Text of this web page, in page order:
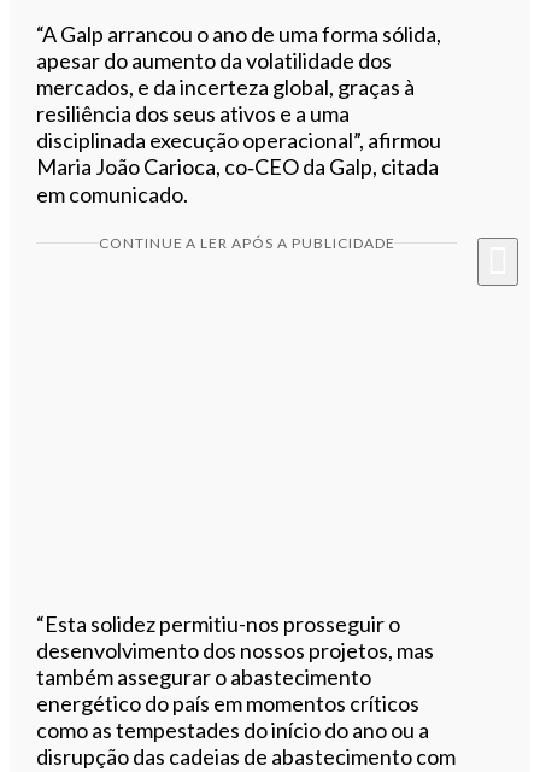
“A Galp arrancou o ano de uma forma sólida,
apesar do aumento da volatilidade dos
mercados, e da incerteza global, graças à
resiliência dos seus ativos e a uma
disciplinada execução operacional”, afirmou
Maria João Carioca, co‑CEO da Galp, citada
em comunicado.
CONTINUE A LER APÓS A PUBLICIDADE
“Esta solidez permitiu-nos prosseguir o
desenvolvimento dos nossos projetos, mas
também assegurar o abastecimento
energético do país em momentos críticos
como as tempestades do início do ano ou a
disrupção das cadeias de abastecimento com